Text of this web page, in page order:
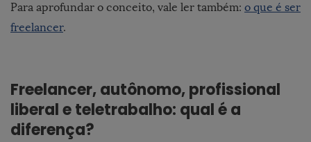
Para aprofundar o conceito, vale ler também: o que é ser
freelancer.
Freelancer, autônomo, profissional
liberal e teletrabalho: qual é a
diferença?